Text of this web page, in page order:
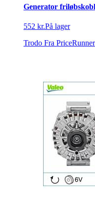
Generator
552 kr.På lager
Trodo Fra PriceRunner